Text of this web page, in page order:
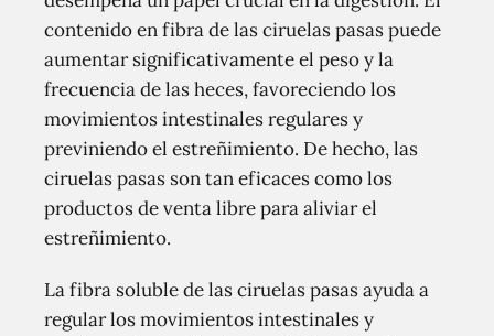
contenido en fibra de las ciruelas pasas puede
aumentar significativamente el peso y la
frecuencia de las heces, favoreciendo los
movimientos intestinales regulares y
previniendo el estreñimiento. De hecho, las
ciruelas pasas son tan eficaces como los
productos de venta libre para aliviar el
estreñimiento.
La fibra soluble de las ciruelas pasas ayuda a
regular los movimientos intestinales y